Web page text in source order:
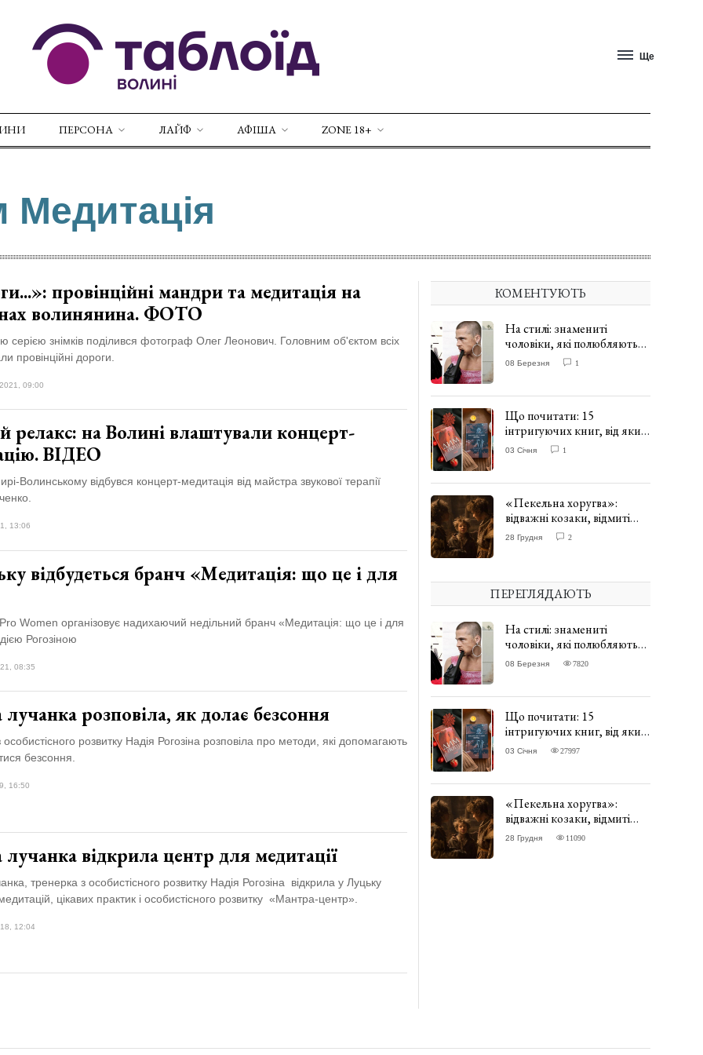
Ще
ПЕРСОНА ЛАЙФ АФІША ZONE 18+
Медитація
провінційні мандри та медитація на
волинянина. ФОТО
серією знімків поділився фотограф Олег Леонович. Головним об'єктом всіх
провінційні дороги.
09:00
релакс: на Волині влаштували концерт-
ВІДЕО
Волинському відбувся концерт-медитація від майстра звукової терапії
13:06
відбудеться бранч «Медитація: що це і для
Women організовує надихаючий недільний бранч «Медитація: що це і для
Рогозіною
08:35
лучанка розповіла, як долає безсоння
розвитку Надія Рогозіна розповіла про методи, які допомагають
безсоння.
16:50
лучанка відкрила центр для медитації
тренерка з особистісного розвитку Надія Рогозіна відкрила у Луцьку
цікавих практик і особистісного розвитку «Мантра-центр».
12:04
КОМЕНТУЮТЬ
На стилі: знамениті
чоловіки, які полюбляють
одягати сукні. ФОТО
08 Березня 1
Що почитати: 15
інтригуючих книг, від яких
важко відірватись. ФОТО
03 Січня 1
«Пекельна хоругва»:
відважні козаки, відмиті
чорти та відчайдушний
28 Грудня 2
ПЕРЕГЛЯДАЮТЬ
На стилі: знамениті
чоловіки, які полюбляють
одягати сукні. ФОТО
08 Березня 7820
Що почитати: 15
інтригуючих книг, від яких
важко відірватись. ФОТО
03 Січня 27997
«Пекельна хоругва»:
відважні козаки, відмиті
чорти та відчайдушний
28 Грудня 11090